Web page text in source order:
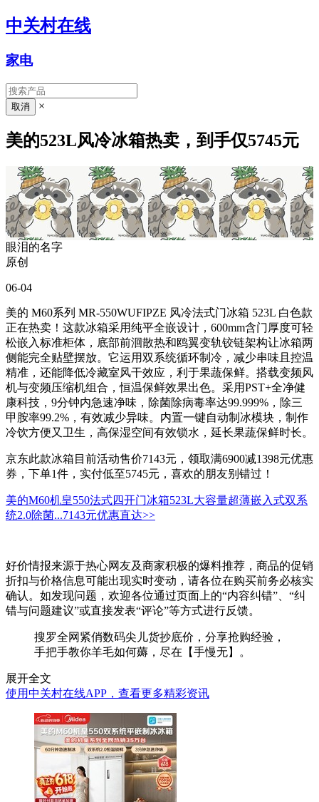
中关村在线
家电
×
美的523L风冷冰箱热卖，到手仅5745元
眼泪的名字
原创
06-04
美的 M60系列 MR-550WUFIPZE 风冷法式门冰箱 523L 白色款
正在热卖！这款冰箱采用纯平全嵌设计，600mm含门厚度可轻
松嵌入标准柜体，底部前洄散热和鸥翼变轨铰链架构让冰箱两
侧能完全贴壁摆放。它运用双系统循环制冷，减少串味且控温
精准，还能降低冷藏室风干效应，利于果蔬保鲜。搭载变频风
机与变频压缩机组合，恒温保鲜效果出色。采用PST+全净健
康科技，9分钟内急速净味，除菌除病毒率达99.999%，除三
甲胺率99.2%，有效减少异味。内置一键自动制冰模块，制作
冷饮方便又卫生，高保湿空间有效锁水，延长果蔬保鲜时长。
京东此款冰箱目前活动售价7143元，领取满6900减1398元优惠
券，下单1件，实付低至5745元，喜欢的朋友别错过！
美的M60机皇550法式四开门冰箱523L大容量超薄嵌入式双系
统2.0除菌...7143元优惠直达>>
好价情报来源于热心网友及商家积极的爆料推荐，商品的促销
折扣与价格信息可能出现实时变动，请各位在购买前务必核实
确认。如发现问题，欢迎各位通过页面上的“内容纠错”、“纠
错与问题建议”或直接发表“评论”等方式进行反馈。
搜罗全网紧俏数码尖儿货抄底价，分享抢购经验，
手把手教你羊毛如何薅，尽在【手慢无】。
展开全文
使用中关村在线APP，查看更多精彩资讯